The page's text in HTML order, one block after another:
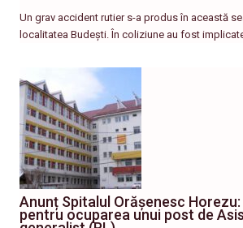
Un grav accident rutier s-a produs în această
localitatea Budești. În coliziune au fost
Anunț Spitalul Orășenesc
pentru ocuparea unui post de